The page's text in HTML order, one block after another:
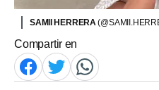
SAMII HERRERA
Compartir en